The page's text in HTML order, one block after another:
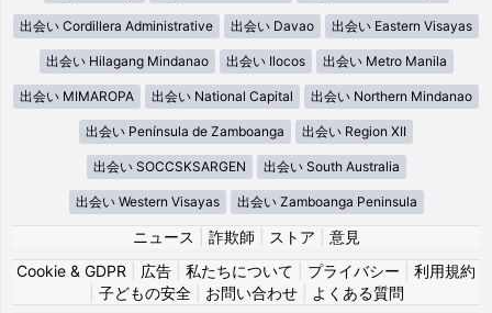
出会い Cordillera Administrative 出会い Davao 出会い Eastern Visayas
出会い Hilagang Mindanao 出会い Ilocos 出会い Metro Manila
出会い MIMAROPA 出会い National Capital 出会い Northern Mindanao
出会い Península de Zamboanga 出会い Region XII
出会い SOCCSKSARGEN 出会い South Australia
出会い Western Visayas 出会い Zamboanga Peninsula
ニュース 詐欺師 ストア
意見
Cookie & GDPR
広告 私たちについて プライバシー
利用規約
子どもの安全| お問い合わせ| よくある質問